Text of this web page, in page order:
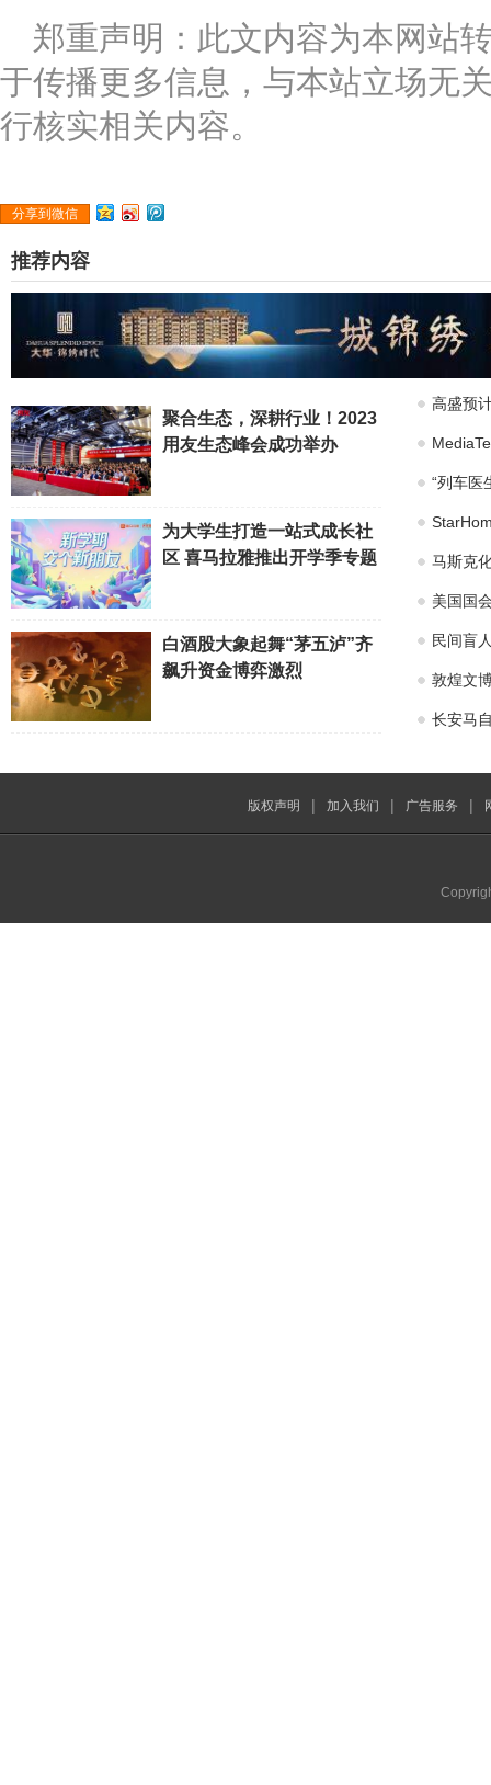
郑重声明：此文内容为本网站
于传播更多信息，与本站立场无
行核实相关内容。
分享到微信
推荐内容
聚合生态，深耕行业！2023
用友生态峰会成功举办
为大学生打造一站式成长社
区 喜马拉雅推出开学季专题
白酒股大象起舞“茅五泸”齐
飙升资金博弈激烈
高盛预
“列车医
马斯克
美国国
民间盲
敦煌文
长安马
版权声明 | 加入我们 | 广告服务 |